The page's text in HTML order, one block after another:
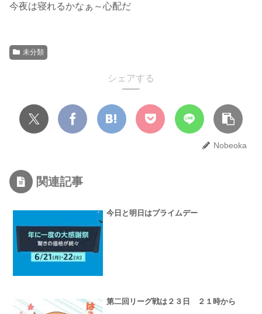
今夜は寝れるかなぁ～心配だ
未分類
シェアする
Nobeoka
関連記事
今日と明日はプライムデー
第二回リーグ戦は２３日 ２１時から